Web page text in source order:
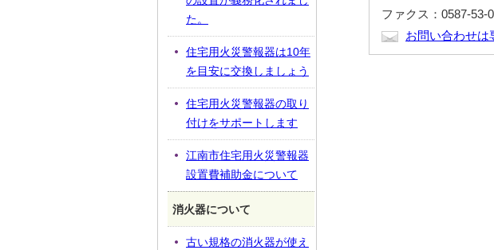
ファクス：0587-53-
お問い合わせは
た。
住宅用火災警報器は10年
を目安に交換しましょう
住宅用火災警報器の取り
付けをサポートします
江南市住宅用火災警報器
設置費補助金について
消火器について
古い規格の消火器が使え